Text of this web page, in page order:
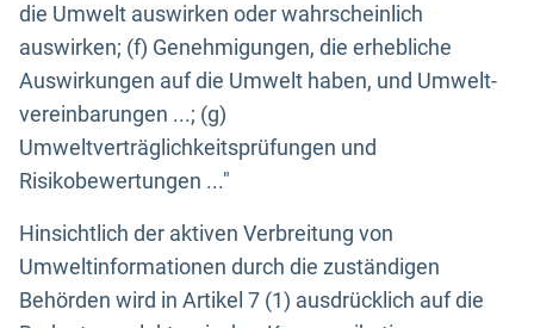
die Umwelt auswirken oder wahrscheinlich
auswirken; (f) Genehmigungen, die erhebliche
Auswirkungen auf die Umwelt haben, und Umwelt-
vereinbarungen ...; (g)
Umweltverträglichkeitsprüfungen und
Risikobewertungen ..."
Hinsichtlich der aktiven Verbreitung von
Umweltinformationen durch die zuständigen
Behörden wird in Artikel 7 (1) ausdrücklich auf die